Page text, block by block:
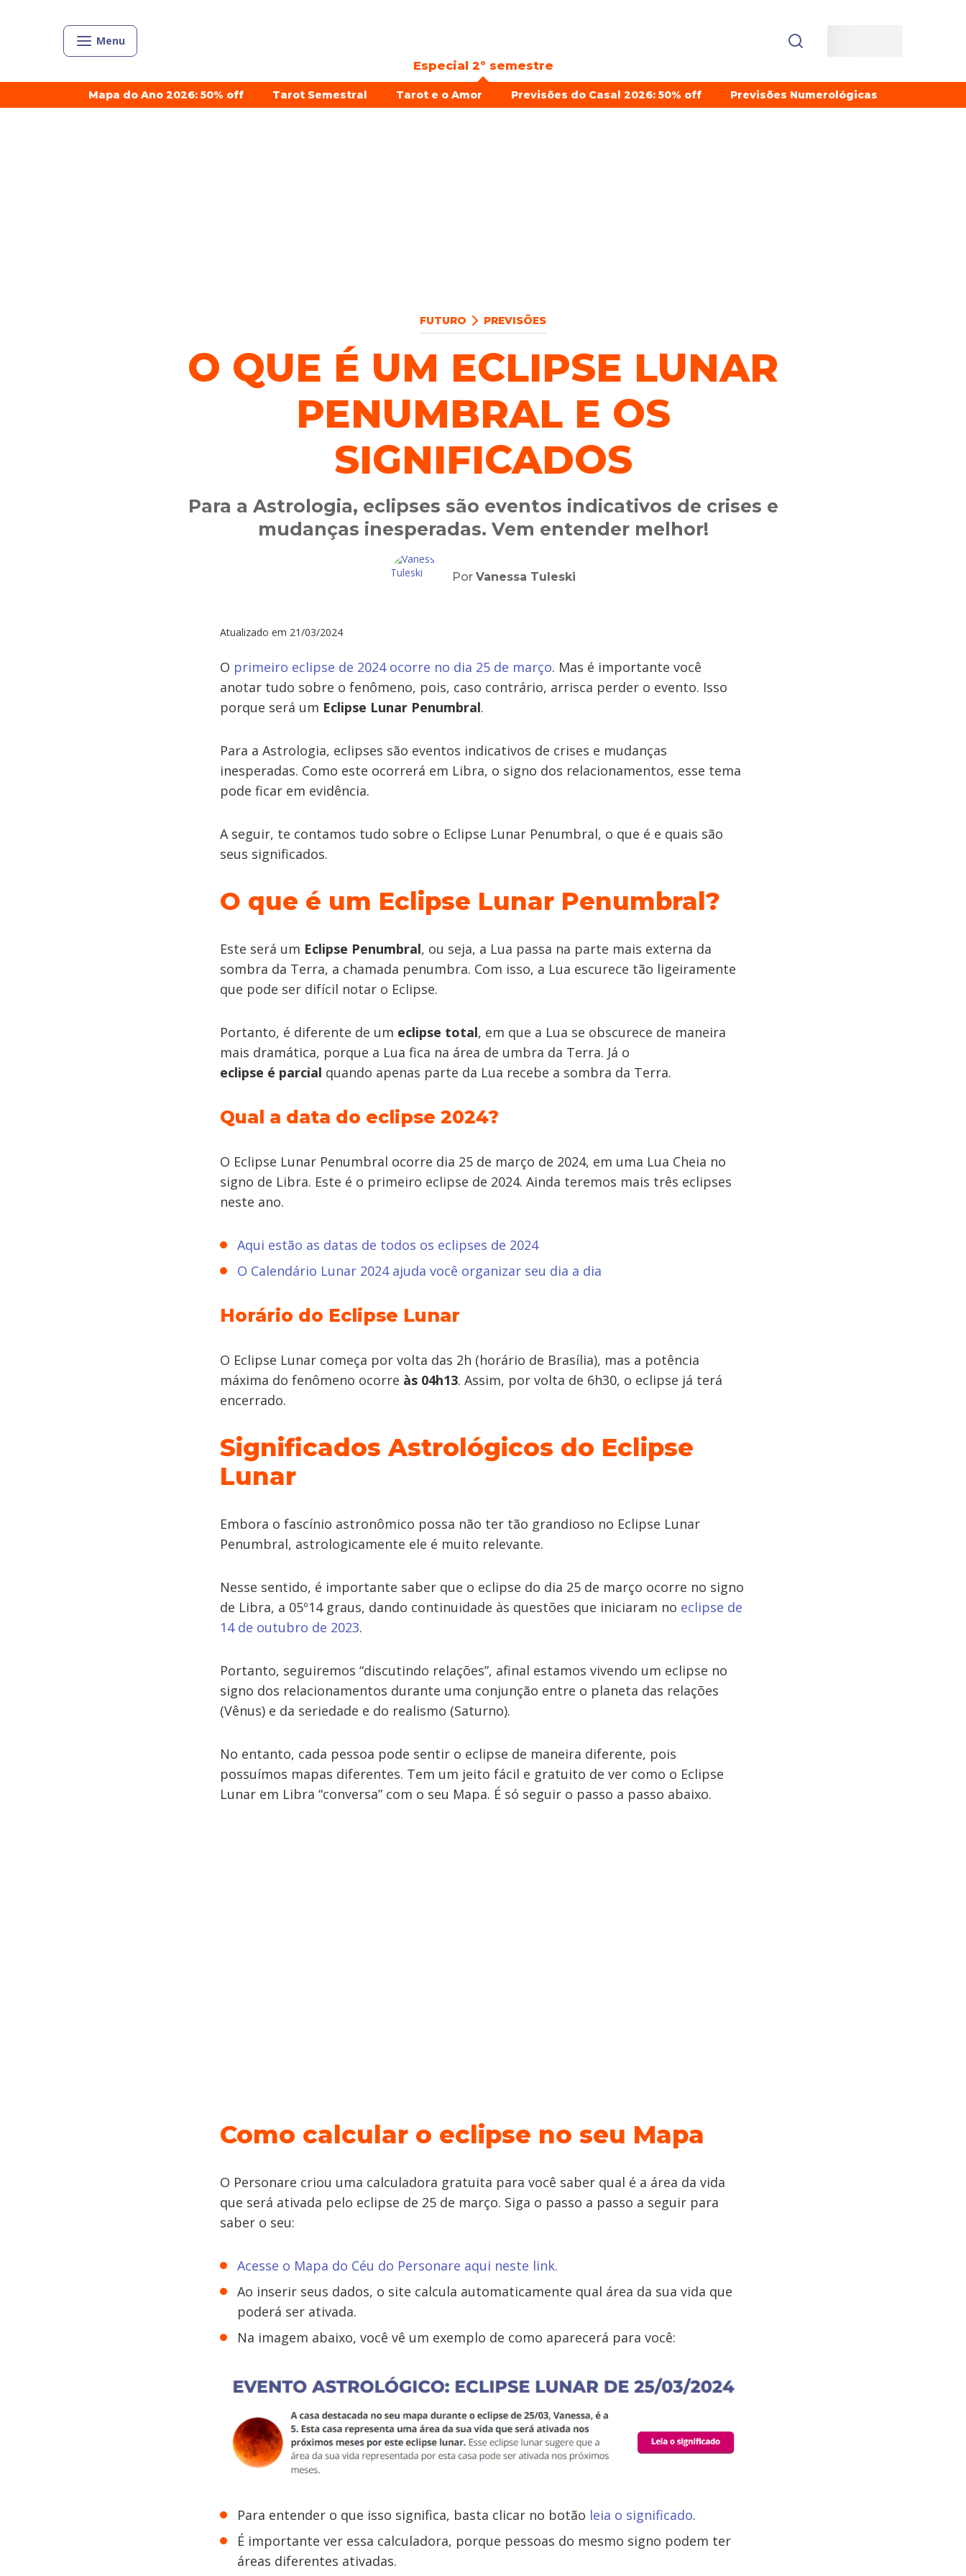
Menu
Especial 2º semestre
Mapa do Ano 2026: 50% off Tarot Semestral Tarot e o Amor Previsões do Casal 2026: 50% off Previsões Numerológicas
FUTURO PREVISÕES
O QUE É UM ECLIPSE LUNAR
PENUMBRAL E OS
SIGNIFICADOS
Para a Astrologia, eclipses são eventos indicativos de crises e
mudanças inesperadas. Vem entender melhor!
Por Vanessa Tuleski
Atualizado em 21/03/2024
O primeiro eclipse de 2024 ocorre no dia 25 de março. Mas é importante você
anotar tudo sobre o fenômeno, pois, caso contrário, arrisca perder o evento. Isso
porque será um Eclipse Lunar Penumbral.
Para a Astrologia, eclipses são eventos indicativos de crises e mudanças
inesperadas. Como este ocorrerá em Libra, o signo dos relacionamentos, esse tema
pode ficar em evidência.
A seguir, te contamos tudo sobre o Eclipse Lunar Penumbral, o que é e quais são
seus significados.
O que é um Eclipse Lunar Penumbral?
Este será um Eclipse Penumbral, ou seja, a Lua passa na parte mais externa da
sombra da Terra, a chamada penumbra. Com isso, a Lua escurece tão ligeiramente
que pode ser difícil notar o Eclipse.
Portanto, é diferente de um eclipse total, em que a Lua se obscurece de maneira
mais dramática, porque a Lua fica na área de umbra da Terra. Já o
eclipse é parcial quando apenas parte da Lua recebe a sombra da Terra.
Qual a data do eclipse 2024?
O Eclipse Lunar Penumbral ocorre dia 25 de março de 2024, em uma Lua Cheia no
signo de Libra. Este é o primeiro eclipse de 2024. Ainda teremos mais três eclipses
neste ano.
Aqui estão as datas de todos os eclipses de 2024
O Calendário Lunar 2024 ajuda você organizar seu dia a dia
Horário do Eclipse Lunar
O Eclipse Lunar começa por volta das 2h (horário de Brasília), mas a potência
máxima do fenômeno ocorre às 04h13. Assim, por volta de 6h30, o eclipse já terá
encerrado.
Significados Astrológicos do Eclipse
Lunar
Embora o fascínio astronômico possa não ter tão grandioso no Eclipse Lunar
Penumbral, astrologicamente ele é muito relevante.
Nesse sentido, é importante saber que o eclipse do dia 25 de março ocorre no signo
de Libra, a 05º14 graus, dando continuidade às questões que iniciaram no eclipse de
14 de outubro de 2023.
Portanto, seguiremos “discutindo relações”, afinal estamos vivendo um eclipse no
signo dos relacionamentos durante uma conjunção entre o planeta das relações
(Vênus) e da seriedade e do realismo (Saturno).
No entanto, cada pessoa pode sentir o eclipse de maneira diferente, pois
possuímos mapas diferentes. Tem um jeito fácil e gratuito de ver como o Eclipse
Lunar em Libra “conversa” com o seu Mapa. É só seguir o passo a passo abaixo.
Como calcular o eclipse no seu Mapa
O Personare criou uma calculadora gratuita para você saber qual é a área da vida
que será ativada pelo eclipse de 25 de março. Siga o passo a passo a seguir para
saber o seu:
Acesse o Mapa do Céu do Personare aqui neste link.
Ao inserir seus dados, o site calcula automaticamente qual área da sua vida que
poderá ser ativada.
Na imagem abaixo, você vê um exemplo de como aparecerá para você:
Para entender o que isso significa, basta clicar no botão leia o significado.
É importante ver essa calculadora, porque pessoas do mesmo signo podem ter
áreas diferentes ativadas.